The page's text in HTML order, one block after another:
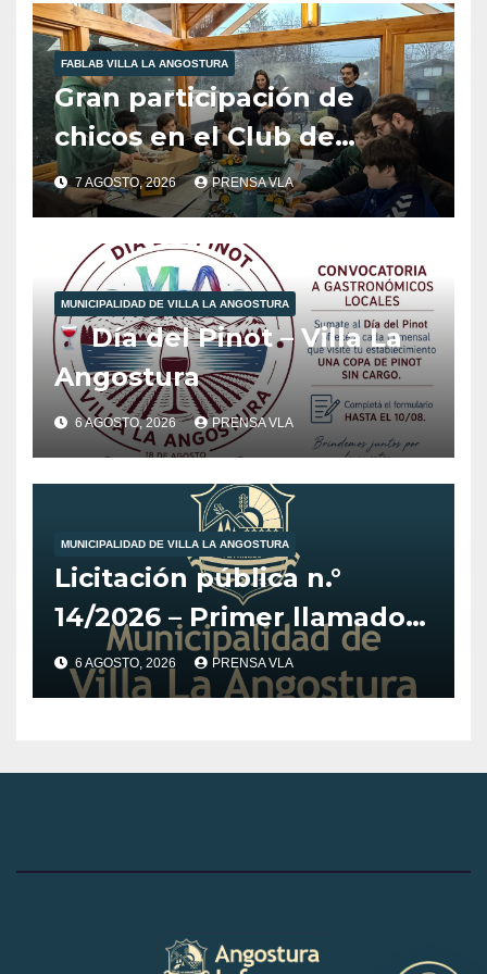
FABLAB VILLA LA ANGOSTURA
Gran participación de
chicos en el Club de
Robótica de FabLab
Angostura.
7 AGOSTO, 2026 PRENSA VLA
MUNICIPALIDAD DE VILLA LA ANGOSTURA
Día del Pinot – Villa La
Angostura
6 AGOSTO, 2026 PRENSA VLA
MUNICIPALIDAD DE VILLA LA ANGOSTURA
Licitación pública n.°
14/2026 – Primer llamado
para la adquisición de
vehículo adaptado para
6 AGOSTO, 2026 PRENSA VLA